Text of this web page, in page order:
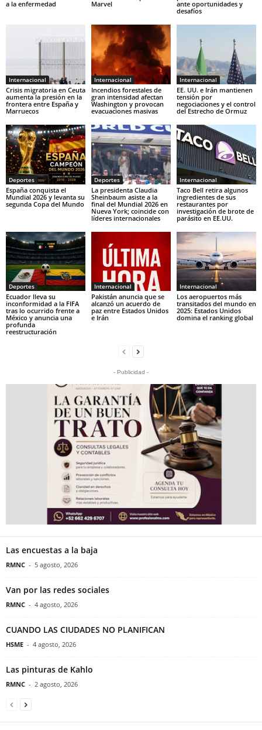
a la enfermedad
Marvel
ante oportunidades y
desafíos
Internacional
Crisis migratoria en Ceuta
aumenta la presión en la
frontera entre España y
Marruecos
Internacional
Incendios forestales de
gran intensidad afectan
Washington y provocan
evacuaciones masivas
Internacional
EE. UU. e Irán mantienen
tensión por
negociaciones y el control
del Estrecho de Ormuz
Deportes
España conquista el
Mundial 2026 y levanta su
segunda Copa del Mundo
Deportes
La presidenta Claudia
Sheinbaum asiste a la
final del Mundial 2026 en
Nueva York; coincide con
líderes internacionales
Internacional
Taco Bell retira algunos
ingredientes de sus
restaurantes por
investigación de brote de
parásito en EE.UU.
Deportes
Ecuador lleva su
inconformidad a la FIFA
tras lo ocurrido frente a
México y anuncia una
profunda
reestructuración
Internacional
Pakistán anuncia que se
alcanzó un acuerdo de
paz entre Estados Unidos
e Irán
Internacional
Los aeropuertos más
transitados del mundo en
2025: Estados Unidos
domina el ranking global
- Publicidad -
Las encuestas a la baja
RMNC - 5 agosto, 2026
Van por las redes sociales
RMNC - 4 agosto, 2026
CUANDO LAS CIUDADES NO PLANIFICAN
HSME - 4 agosto, 2026
Las pinturas de Kahlo
RMNC - 2 agosto, 2026